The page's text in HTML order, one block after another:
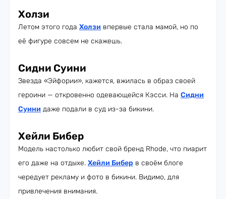
Холзи
Летом этого года Холзи впервые стала мамой, но по
её фигуре совсем не скажешь.
Сидни Суини
Звезда «Эйфории», кажется, вжилась в образ своей
героини — откровенно одевающейся Кэсси. На Сидни
Суини даже подали в суд из-за бикини.
Хейли Бибер
Модель настолько любит свой бренд Rhode, что пиарит
его даже на отдыхе. Хейли Бибер в своём блоге
чередует рекламу и фото в бикини. Видимо, для
привлечения внимания.